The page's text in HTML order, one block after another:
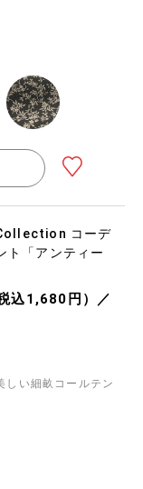
コーデ
ト「アンティー
込1,680円）／
しい細畝コールテン